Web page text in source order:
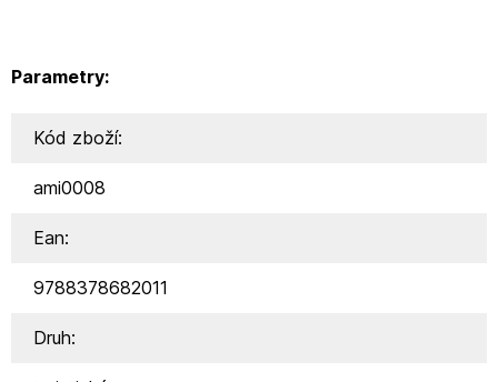
Parametry:
Kód zboží:
ami0008
Ean:
9788378682011
Druh: